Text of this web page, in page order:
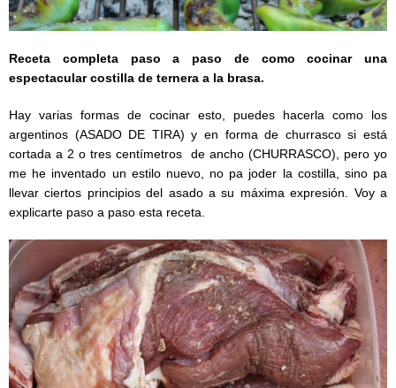
Receta completa paso a paso de como cocinar una
espectacular costilla de ternera a la brasa.
Hay varias formas de cocinar esto, puedes hacerla como los
argentinos (ASADO DE TIRA) y en forma de churrasco si está
cortada a 2 o tres centímetros de ancho (CHURRASCO), pero yo
me he inventado un estilo nuevo, no pa joder la costilla, sino pa
llevar ciertos principios del asado a su máxima expresión. Voy a
explicarte paso a paso esta receta.